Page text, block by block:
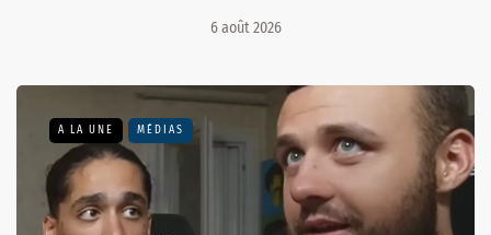
6 août 2026
A LA UNE MÉDIAS